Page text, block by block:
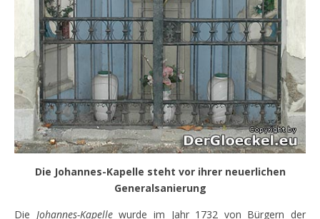
Die Johannes-Kapelle steht vor ihrer neuerlichen
Generalsanierung
Die Johannes-Kapellewurde im Jahr 1732 von Bürgern der